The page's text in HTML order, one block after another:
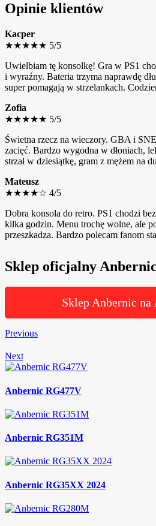
Opinie klientów
Kacper
★★★★★ 5/5
Uwielbiam tę konsolkę! Gra w PS1
i wyraźny. Bateria trzyma naprawdę
super pomagają w strzelankach.
Zofia
★★★★★ 5/5
Świetna rzecz na wieczory. GBA i
zacięć. Bardzo wygodna w dłoniach,
strzał w dziesiątkę, gram z mężem na
Mateusz
★★★★☆ 4/5
Dobra konsola do retro. PS1 chodzi
kilka godzin. Menu trochę wolne, ale
przeszkadza. Bardzo polecam fanom
Sklep oficjalny Anbernic
Sklep Anbernic na
Previous
Next
Anbernic RG477V
Anbernic RG351M
Anbernic RG35XX 2024